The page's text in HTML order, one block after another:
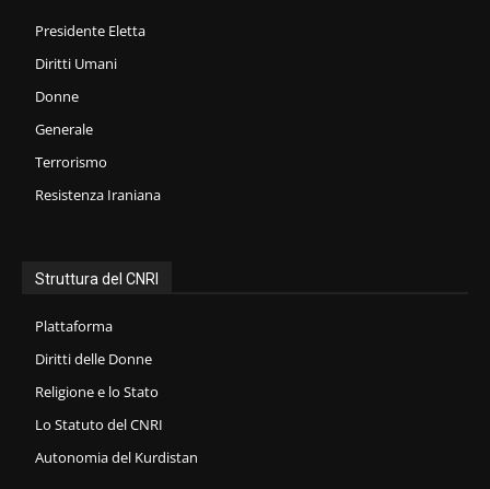
Presidente Eletta
Diritti Umani
Donne
Generale
Terrorismo
Resistenza Iraniana
Struttura del CNRI
Plattaforma
Diritti delle Donne
Religione e lo Stato
Lo Statuto del CNRI
Autonomia del Kurdistan